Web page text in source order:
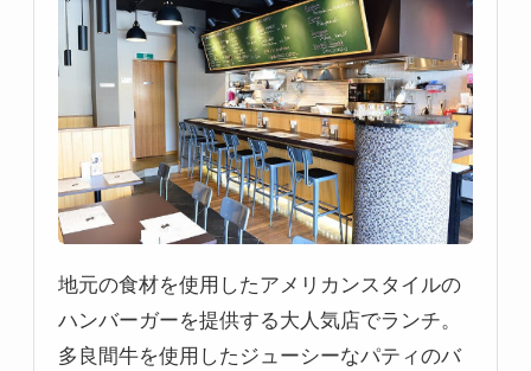
地元の食材を使用したアメリカンスタイルの
ハンバーガーを提供する大人気店でランチ。
多良間牛を使用したジューシーなパティのバ